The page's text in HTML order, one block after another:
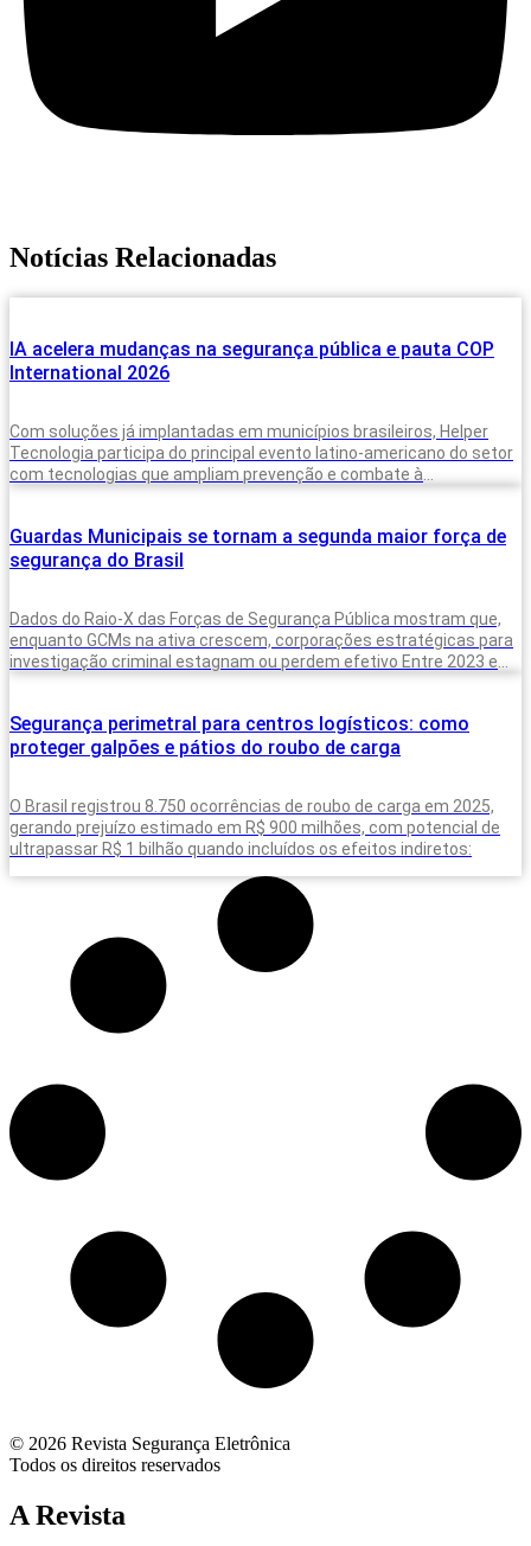
Notícias Relacionadas
IA acelera mudanças na segurança pública e pauta COP
International 2026
Com soluções já implantadas em municípios brasileiros, Helper
Tecnologia participa do principal evento latino-americano do setor
com tecnologias que ampliam prevenção e combate à
Guardas Municipais se tornam a segunda maior força de
segurança do Brasil
Dados do Raio-X das Forças de Segurança Pública mostram que,
enquanto GCMs na ativa crescem, corporações estratégicas para
investigação criminal estagnam ou perdem efetivo Entre 2023 e
Segurança perimetral para centros logísticos: como
proteger galpões e pátios do roubo de carga
O Brasil registrou 8.750 ocorrências de roubo de carga em 2025,
gerando prejuízo estimado em R$ 900 milhões, com potencial de
ultrapassar R$ 1 bilhão quando incluídos os efeitos indiretos:
© 2026 Revista Segurança Eletrônica
Todos os direitos reservados
A Revista